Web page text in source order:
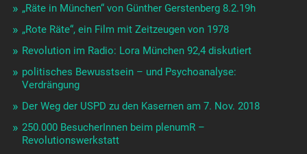
„Räte in München“ von Günther Gerstenberg 8.2.19h
„Rote Räte“, ein Film mit Zeitzeugen von 1978
Revolution im Radio: Lora München 92,4 diskutiert
politisches Bewusstsein – und Psychoanalyse:
Verdrängung
Der Weg der USPD zu den Kasernen am 7. Nov. 2018
250.000 BesucherInnen beim plenumR –
Revolutionswerkstatt